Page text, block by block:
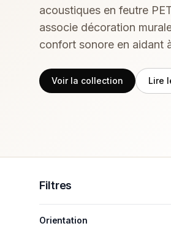
acoustiques en feutre
associe décoration
confort sonore en aidant
Voir la collection Lire
Filtres
Orientation